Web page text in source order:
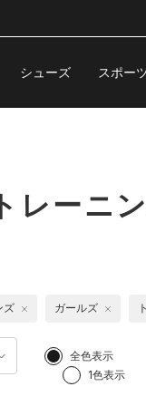
シューズ スポー
レーニ
全色表示
1色表示
ズ ガールズ